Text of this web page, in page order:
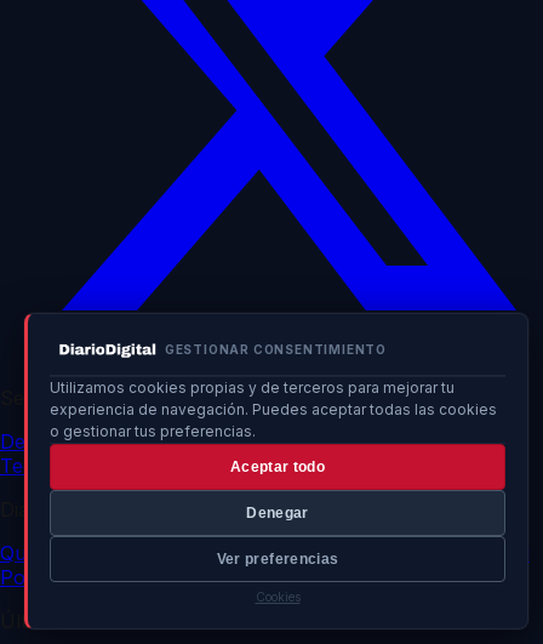
GESTIONAR CONSENTIMIENTO
Utilizamos cookies propias y de terceros para mejorar tu
experiencia de navegación. Puedes aceptar todas las cookies
o gestionar tus preferencias.
Aceptar todo
Denegar
Ver preferencias
Cookies
Secciones
DeportesPolíticaSociedadInternacionalEconomía
Tecnología
Cultura
Quiénes somos
ContactoPublicidadPolítica de privacidad
Política de cookies
Últimas noticias